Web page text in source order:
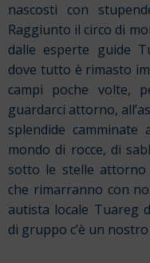
nascosti con
Raggiunto il circo di
dalle esperte guide
dove tutto è rimasto
campi poche volte,
guardarci attorno,
splendide camminate
mondo di rocce, di
sotto le stelle attorno
che rimarranno con
autista locale Tuareg
di gruppo c’è un